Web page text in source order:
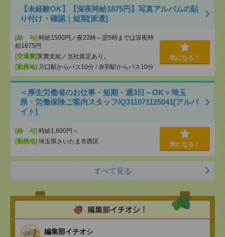
【未経験OK】【深夜時給1875円】写真アルバムの貼
り付け・確認｜短期[派遣]
[給 与] 時給1500円／夜22時～翌5時までは深夜時
給1875円
[交通費]実費支給／当社規定あり。
[勤務地] 川口駅からバス10分 / 赤羽駅からバス10分
気になる！
＜厚生労働省のお仕事・短期・週3日～OK＞埼玉
県・労働保険ご案内スタッフ/Q311071125041[アルバ
イト]
[給 与] 時給1,600円～
[勤務地] 埼玉県さいたま市西区 気になる！
すべて見る
編集部イチオシ